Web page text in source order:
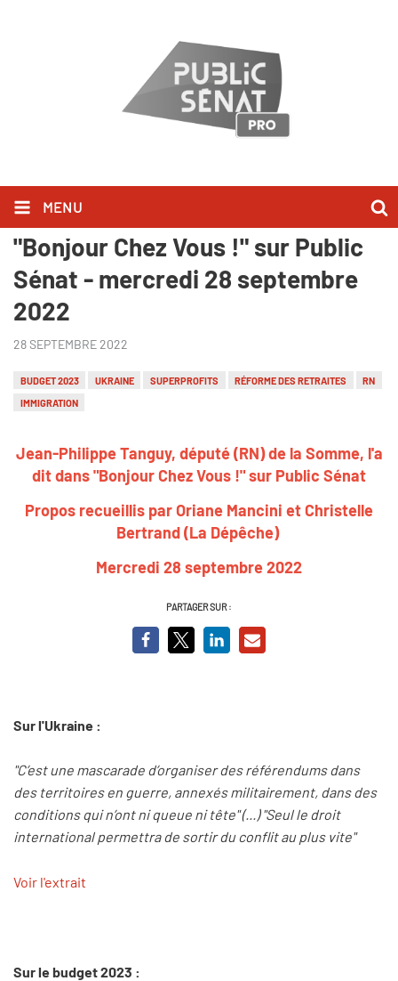
MENU
Jean-Philippe Tanguy l'a dit dans
"Bonjour Chez Vous !" sur Public
Sénat - mercredi 28 septembre
2022
28 SEPTEMBRE 2022
BUDGET 2023 UKRAINE SUPERPROFITS RÉFORME DES RETRAITES
RN
IMMIGRATION
Jean-Philippe Tanguy, député (RN) de la Somme, l'a
dit dans "Bonjour Chez Vous !" sur Public Sénat
Propos recueillis par Oriane Mancini et Christelle
Bertrand (La Dépêche)
Mercredi 28 septembre 2022
PARTAGER SUR :
Sur l'Ukraine :
"C’est une mascarade d’organiser des référendums dans
des territoires en guerre, annexés militairement, dans des
conditions qui n’ont ni queue ni tête" (...) "Seul le droit
international permettra de sortir du conflit au plus vite"
Voir l'extrait
Sur le budget 2023 :